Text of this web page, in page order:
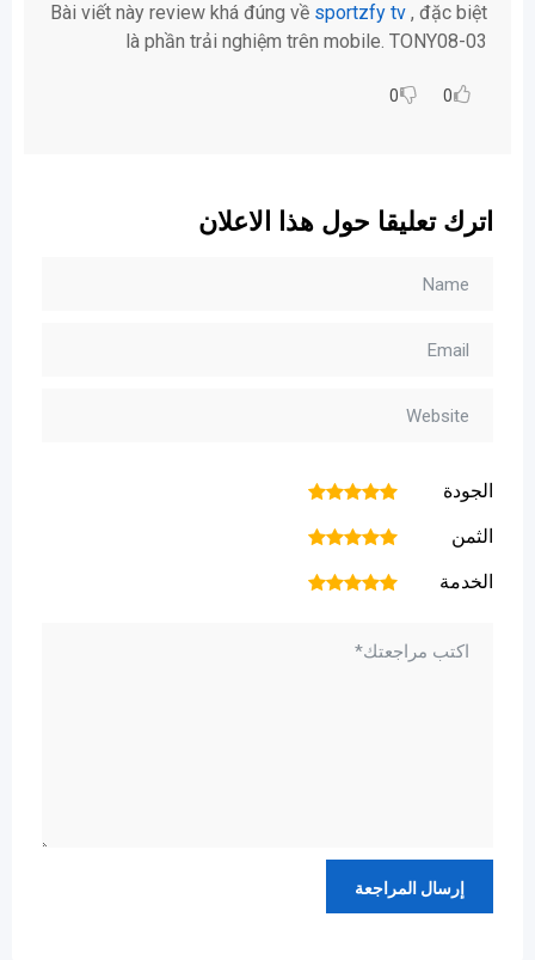
Bài viết này review khá đúng về sportzfy tv , đặc biệt
là phần trải nghiệm trên mobile. TONY08-03
0
0
اترك تعليقا حول هذا الاعلان
الجودة 5
4
3
2
الثمن 5
4
3
2
الخدمة 5
4
3
2